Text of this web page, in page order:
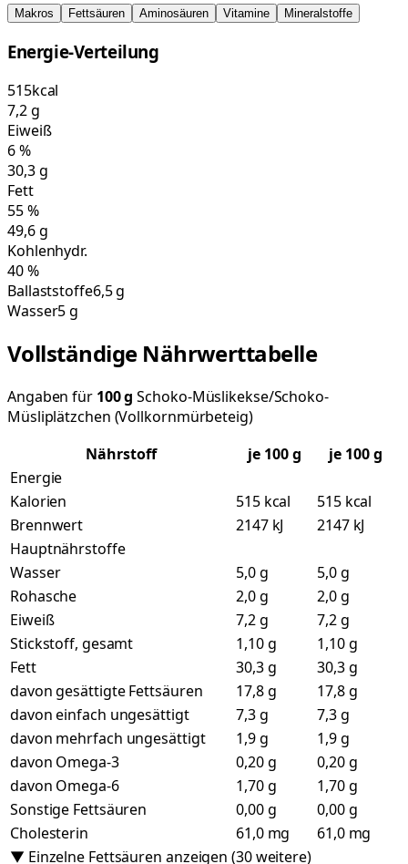
Makros Fettsäuren Aminosäuren Vitamine Mineralstoffe
Energie-Verteilung
515kcal
7,2g
Eiweiß
6%
30,3g
Fett
55%
49,6g
Kohlenhydr.
40%
Ballaststoffe6,5 g
Wasser5 g
Vollständige Nährwerttabelle
Angaben für 100g Schoko-Müslikekse/Schoko-
Müsliplätzchen (Vollkornmürbeteig)
Nährstoff
je 100g
je 100 g
Energie
Kalorien
515 kcal
515 kcal
Brennwert
2147 kJ
2147 kJ
Hauptnährstoffe
Wasser
5,0 g
5,0 g
Rohasche
2,0 g
2,0 g
Eiweiß
7,2 g
7,2 g
Stickstoff, gesamt
1,10 g
1,10 g
Fett
30,3 g
30,3 g
davon gesättigte Fettsäuren
17,8 g
17,8 g
davon einfach ungesättigt
7,3 g
7,3 g
davon mehrfach ungesättigt
1,9 g
1,9 g
davon Omega-3
0,20 g
0,20 g
davon Omega-6
1,70 g
1,70 g
Sonstige Fettsäuren
0,00 g
0,00 g
Cholesterin
61,0 mg
61,0 mg
▼ Einzelne Fettsäuren anzeigen (30 weitere)